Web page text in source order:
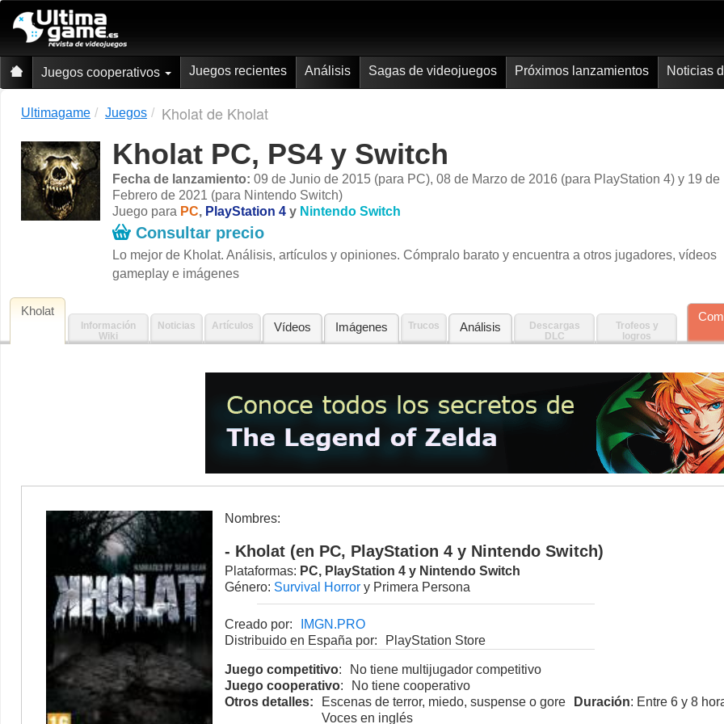
Juegos cooperativos Juegos recientes Análisis Sagas de videojuegos Próximos lanzamientos Noticias
Ultimagame Juegos Kholat de Kholat
Kholat PC, PS4 y Switch
Fecha de lanzamiento: 09 de Junio de 2015 (para PC), 08 de Marzo de 2016 (para PlayStation 4) y 19 de
Febrero de 2021 (para Nintendo Switch)
Juego para PC, PlayStation 4y Nintendo Switch
Consultar precio
Lo mejor de Kholat. Análisis, artículos y opiniones. Cómpralo barato y encuentra a otros jugadores, vídeos
gameplay e imágenes
Kholat
Información
Wiki
Noticias Artículos Vídeos Imágenes Trucos Análisis
Descargas
DLC
Trofeos y
logros
Nombres:
- Kholat (en PC, PlayStation 4 y Nintendo Switch)
Plataformas: PC, PlayStation 4 y Nintendo Switch
Género: Survival Horror y Primera Persona
Creado por:
IMGN.PRO
Distribuido en España por:
PlayStation Store
Juego competitivo:
No tiene multijugador competitivo
Juego cooperativo:
No tiene cooperativo
Otros detalles:
Escenas de terror, miedo, suspense o gore
Voces en inglés
Duración: Entre 6 y 8